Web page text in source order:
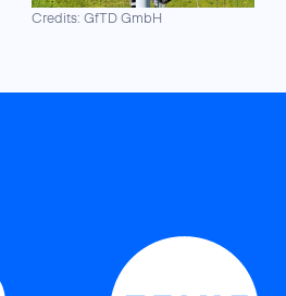
Credits: GfTD GmbH